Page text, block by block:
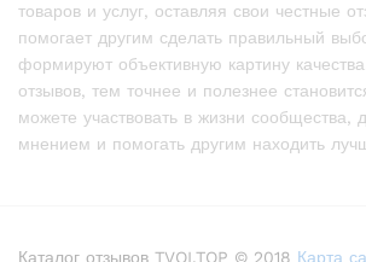
товаров и услуг, оставляя свои честные
помогает другим сделать правильный
формируют объективную картину
отзывов, тем точнее и полезнее
можете участвовать в жизни сообщества,
мнением и помогать другим находить
Каталог отзывов TVOI.TOP © 2018 Карта